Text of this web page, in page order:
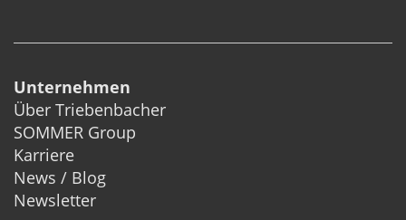
Unternehmen
Über Triebenbacher
SOMMER Group
Karriere
News / Blog
Newsletter